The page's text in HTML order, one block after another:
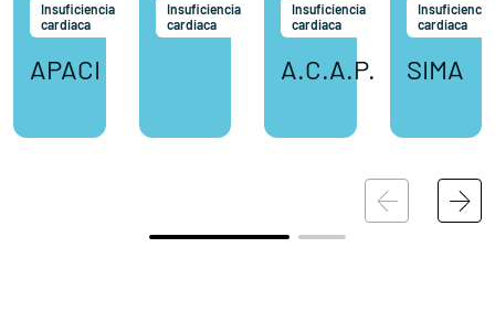
Insuficiencia
cardiaca
APACI
Insuficiencia
cardiaca
Insuficiencia
cardiaca
A.C.A.P.
Insuficiencia
cardiaca
SIMA